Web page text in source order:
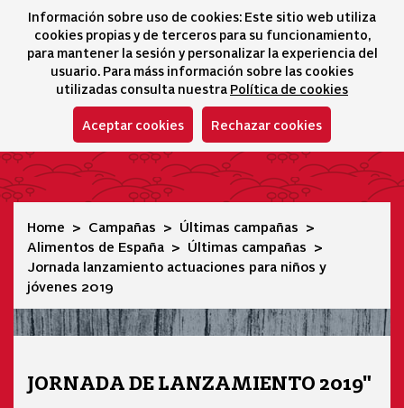
Información sobre uso de cookies: Este sitio web utiliza
cookies propias y de terceros para su funcionamiento,
para mantener la sesión y personalizar la experiencia del
usuario. Para máss información sobre las cookies
utilizadas consulta nuestra Política de cookies
Aceptar cookies Rechazar cookies
Sélecteur de
icono
Jornada lanzamiento actuaciones para niños y jóvenes
Home Campañas
Últimas campañas
Alimentos de España
Últimas campañas
Jornada lanzamiento actuaciones para niños y
jóvenes 2019
JORNADA DE LANZAMIENTO 2019"